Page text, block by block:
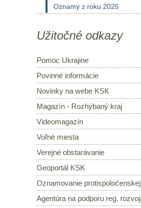
Oznamy z roku 2025
Užitočné odkazy
Pomoc Ukrajine
Povinné informácie
Novinky na webe KSK
Magazín - Rozhýbaný kraj
Videomagazín
Voľné miesta
Verejné obstarávanie
Geoportál KSK
Oznamovanie
Agentúra na podporu reg.